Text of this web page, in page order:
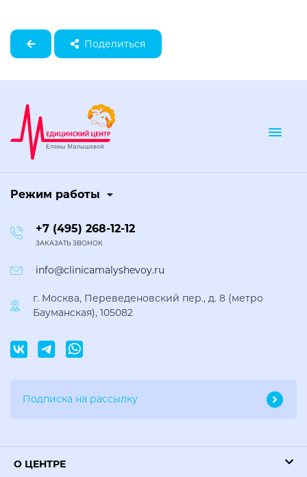
Поделиться
Режим работы
+7 (495) 268-12-12
ЗАКАЗАТЬ ЗВОНОК
info@clinicamalyshevoy.ru
г. Москва, Переведеновский пер., д. 8 (метро
Бауманская), 105082
О ЦЕНТРЕ